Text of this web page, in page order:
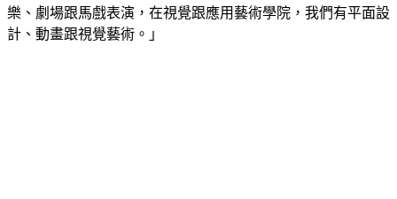
計、動畫跟視覺藝術。」